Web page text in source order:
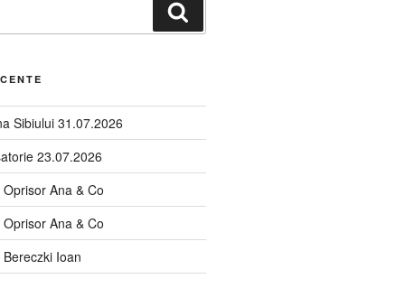
Sibiului 31.07.2026
23.07.2026
Ana & Co
Ana & Co
Ioan